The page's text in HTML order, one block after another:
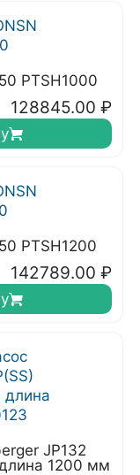
PTSH1000
128845.00 ₽
PTSH1200
142789.00 ₽
JP132
1200 мм